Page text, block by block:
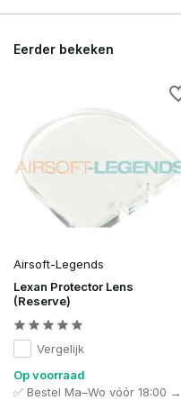
Eerder bekeken
Airsoft-Legends
Lexan Protector Lens
(Reserve)
Vergelijk
Op voorraad
✅ Bestel Ma–Wo vóór 18:00 →